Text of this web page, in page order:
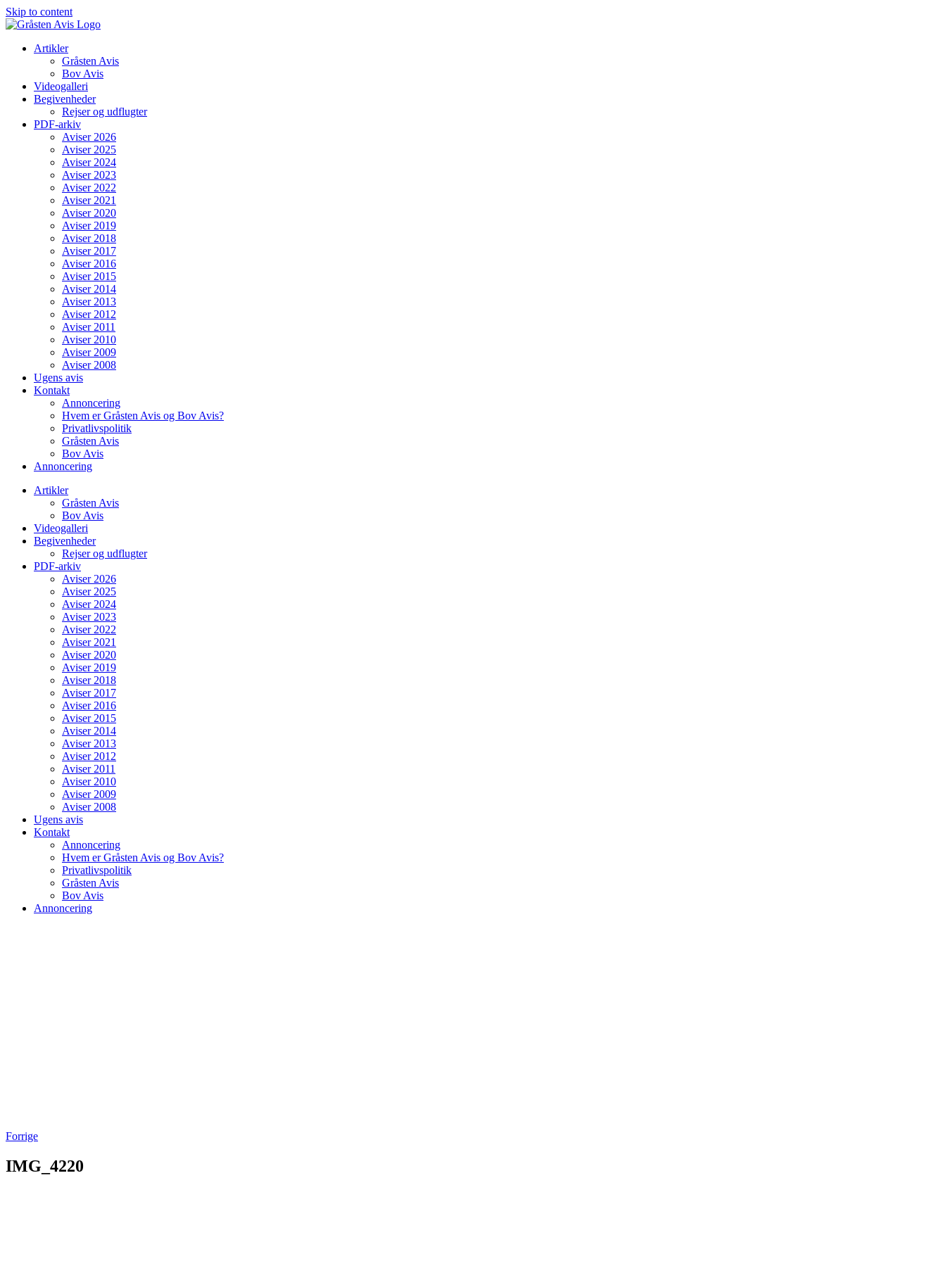
Skip to content
Artikler
Gråsten Avis
Bov Avis
Videogalleri
Begivenheder
Rejser og udflugter
PDF-arkiv
Aviser 2026
Aviser 2025
Aviser 2024
Aviser 2023
Aviser 2022
Aviser 2021
Aviser 2020
Aviser 2019
Aviser 2018
Aviser 2017
Aviser 2016
Aviser 2015
Aviser 2014
Aviser 2013
Aviser 2012
Aviser 2011
Aviser 2010
Aviser 2009
Aviser 2008
Ugens avis
Kontakt
Annoncering
Hvem er Gråsten Avis og Bov Avis?
Privatlivspolitik
Gråsten Avis
Bov Avis
Annoncering
Artikler
Gråsten Avis
Bov Avis
Videogalleri
Begivenheder
Rejser og udflugter
PDF-arkiv
Aviser 2026
Aviser 2025
Aviser 2024
Aviser 2023
Aviser 2022
Aviser 2021
Aviser 2020
Aviser 2019
Aviser 2018
Aviser 2017
Aviser 2016
Aviser 2015
Aviser 2014
Aviser 2013
Aviser 2012
Aviser 2011
Aviser 2010
Aviser 2009
Aviser 2008
Ugens avis
Kontakt
Annoncering
Hvem er Gråsten Avis og Bov Avis?
Privatlivspolitik
Gråsten Avis
Bov Avis
Annoncering
Forrige
IMG_4220